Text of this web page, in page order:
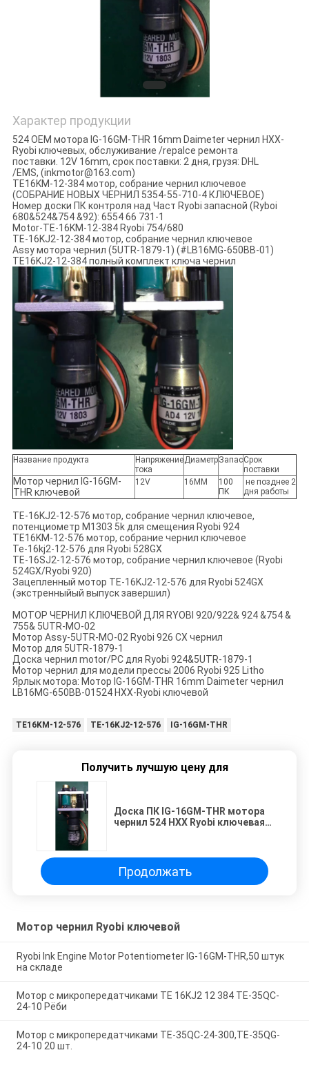
Характер продукции
524 OEM мотора IG-16GM-THR 16mm Daimeter чернил HXX-
Ryobi ключевых, обслуживание /repalce ремонта
поставки. 12V 16mm, срок поставки: 2 дня, грузя: DHL
/EMS, (inkmotor@163.com)
TE16KM-12-384 мотор, собрание чернил ключевое
(СОБРАНИЕ НОВЫХ ЧЕРНИЛ 5354-55-710-4 КЛЮЧЕВОЕ)
Номер доски ПК контроля над Част Ryobi запасной (Ryboi
680&524&754 &92): 6554 66 731-1
Motor-TE-16KM-12-384 Ryobi 754/680
TE-16KJ2-12-384 мотор, собрание чернил ключевое
Assy мотора чернил (5UTR-1879-1) (#LB16MG-650BB-01)
TE16KJ2-12-384 полный комплект ключа чернил
Название продукта
Напряжение
тока
ДиаметрЗапасСрок
поставки
Мотор чернил IG-16GM-
THR ключевой
12V 16MM
100
ПК
не позднее 2
дня работы
TE-16KJ2-12-576 мотор, собрание чернил ключевое,
потенциометр M1303 5k для смещения Ryobi 924
TE16KM-12-576 мотор, собрание чернил ключевое
Te-16kj2-12-576 для Ryobi 528GX
TE-16SJ2-12-576 мотор, собрание чернил ключевое (Ryobi
524GX/Ryobi 920)
Зацепленный мотор TE-16KJ2-12-576 для Ryobi 524GX
(экстренныйый выпуск завершил)
МОТОР ЧЕРНИЛ КЛЮЧЕВОЙ ДЛЯ RYOBI 920/922& 924 &754 &
755& 5UTR-MO-02
Мотор Assy-5UTR-MO-02 Ryobi 926 CX чернил
Мотор для 5UTR-1879-1
Доска чернил motor/PC для Ryobi 924&5UTR-1879-1
Мотор чернил для модели прессы 2006 Ryobi 925 Litho
Ярлык мотора: Мотор IG-16GM-THR 16mm Daimeter чернил
LB16MG-650BB-01524HXX-Ryobi ключевой
TE16KM-12-576 TE-16KJ2-12-576 IG-16GM-THR
Получить лучшую цену для
Доска ПК IG-16GM-THR мотора
чернил 524 HXX Ryobi ключевая
Продолжать
Мотор чернил Ryobi ключевой
Ryobi Ink Engine Motor Potentiometer IG-16GM-THR,50 штук
на складе
Мотор с микропередатчиками TE 16KJ2 12 384 TE-35QC-
24-10 Рёби
Мотор с микропередатчиками TE-35QC-24-300,TE-35QG-
24-10 20 шт.